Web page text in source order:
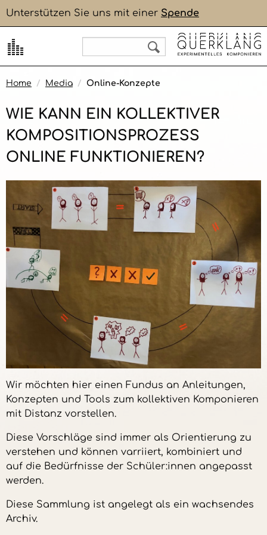
Unterstützen Sie uns mit einer Spende
Home Media Online-Konzepte
WIE KANN EIN KOLLEKTIVER
KOMPOSITIONSPROZESS
ONLINE FUNKTIONIEREN?
Wir möchten hier einen Fundus an Anleitungen,
Konzepten und Tools zum kollektiven Komponieren
mit Distanz vorstellen.
Diese Vorschläge sind immer als Orientierung zu
verstehen und können varriiert, kombiniert und
auf die Bedürfnisse der Schüler:innen angepasst
werden.
Diese Sammlung ist angelegt als ein wachsendes
Archiv.
QuerKlang
Konzept
Wissenschaft
QuerKlang
Schulen
Studierende
Künstler:innen
QuerKlang
QuerKlang+
Initiative Kulturelle Bildung
QuerKlang
Biographien
QuerKlang
WarmUp
Tools